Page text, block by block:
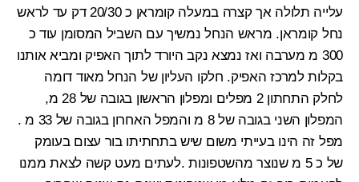
עלייה תלולה אך קצרה במעלה קומראן
כ 20/30 דק עד לראש
נחל קומראן. מראש הנחל נמשיך עם השביל המסומן עוד כ
300 מ מערבה ואז נמצא נקב היורד לתוך האפיק ומביא אותנו
בקלות למרכז האפיק. חלקו העליון של הנחל מאוד דומה
לחלק התחתון 2 מפלים ומפלון הראשון בגובה של 28 מ,
המפלון השני בגובה של 8 מ והמפל האחרון בגובה של 33 מ .
מפל זה הינו בעייתי משום שיש בתחתיתו בור עצום בעומק
של כ 5 מ שנוצר מהשטפונות .לעתים מעט קשה לצאת ממנו